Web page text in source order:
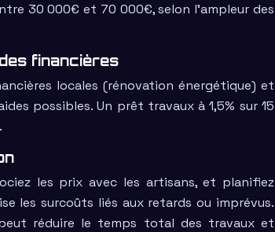
30 000€ et 70 000€, selon l’ampleur des
financières
locales (rénovation énergétique) et
possibles. Un prêt travaux à 1,5% sur 15
les prix avec les artisans, et planifiez
les surcoûts liés aux retards ou imprévus.
réduire le temps total des travaux et